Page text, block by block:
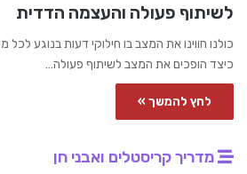
לשיתוף פעולה והעצמה הדדית
כולנו חווינו את המצב בו חילוקי דעות בנוגע לכל
כיצד הופכים את המצב לשיתוף פעולה…
לחץ להמשך »
מדריך קריסטלים ואבני חן